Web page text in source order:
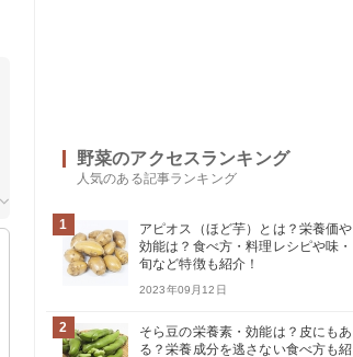
野菜のアクセスランキング
人気のある記事ランキング
1
アピオス（ほど芋）とは？栄養価や
効能は？食べ方・料理レシピや味・
旬など特徴も紹介！
2023年09月12日
2
そら豆の栄養素・効能は？皮にもあ
る？栄養成分を逃さない食べ方も紹